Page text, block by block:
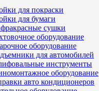
для покраски
для бумаги
сушки
оборудование
оборудование
для автомобилей
инструменты
оборудование
авто кондиционеров